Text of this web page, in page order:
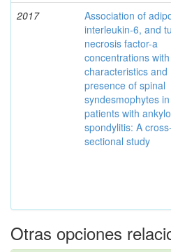
2017
Association of
interleukin-6, and
necrosis factor-a
concentrations
characteristics and
presence of spinal
syndesmophytes in
patients with
spondylitis: A cross-
sectional study
Otras opciones